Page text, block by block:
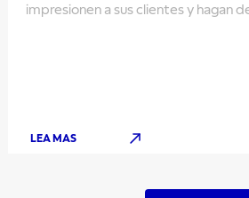
impresionen a sus clientes y hagan
LEA MAS